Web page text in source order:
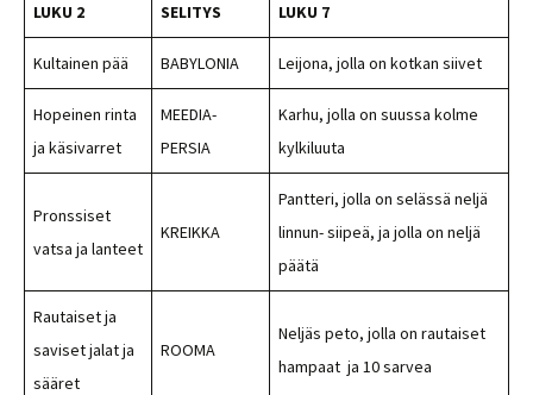
LUKU 2 SELITYS LUKU 7
Kultainen pää BABYLONIA Leijona, jolla on kotkan siivet
Hopeinen rinta
ja käsivarret
MEEDIA-
PERSIA
Karhu, jolla on suussa kolme
kylkiluuta
Pronssiset
vatsa ja lanteet
KREIKKA
Pantteri, jolla on selässä neljä
linnun- siipeä, ja jolla on neljä
päätä
Rautaiset ja
saviset jalat ja
sääret
ROOMA
Neljäs peto, jolla on rautaiset
hampaat ja 10 sarvea